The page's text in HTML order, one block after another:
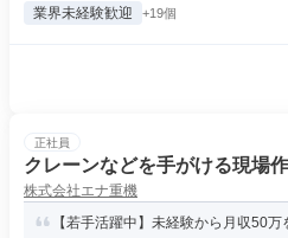
業界未経験歓迎 +19個
正社員
クレーンなどを手がける現場
株式会社エナ重機
【若手活躍中】未経験から月収50万